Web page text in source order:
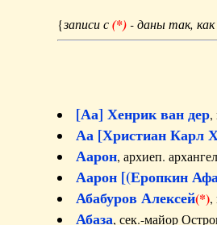
{записи с(*)- даны так, как
[Аа] Хенрик ван дер
Аа [Христиан Карл
Аарон, архиеп.
Аарон [(Еропкин
Абабуров Алексей(*)
Абаза, сек.-майор